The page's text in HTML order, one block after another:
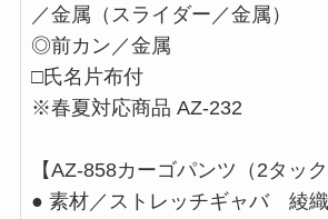
／金属（スライダー／金属）
◎前カン／金属
□氏名片布付
※春夏対応商品 AZ-232
【AZ-858カーゴパンツ（2タック
● 素材／ストレッチギャバ 綾